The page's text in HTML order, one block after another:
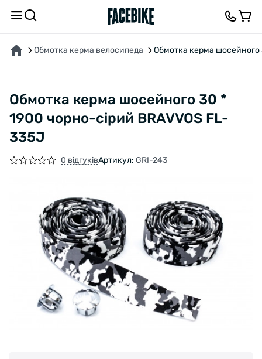
Обмотка керма велосипеда Обмотка керма шосейного
Обмотка керма шосейного 30 *
1900 чорно-сірий BRAVVOS FL-
335J
0 відгуківАртикул: GRI-243
ПРО ТОВАР ХАРАКТЕРИСТИКИОПИС ВІДГУКИ ТА ЗАПИТАННЯ